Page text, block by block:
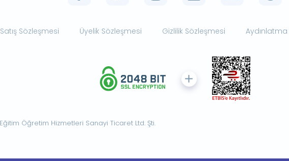
Sözleşmesi Üyelik Sözleşmesi Gizlilik Sözleşmesi
Eğitim Öğretim Hizmetleri Sanayi Ticaret Ltd. Şti.